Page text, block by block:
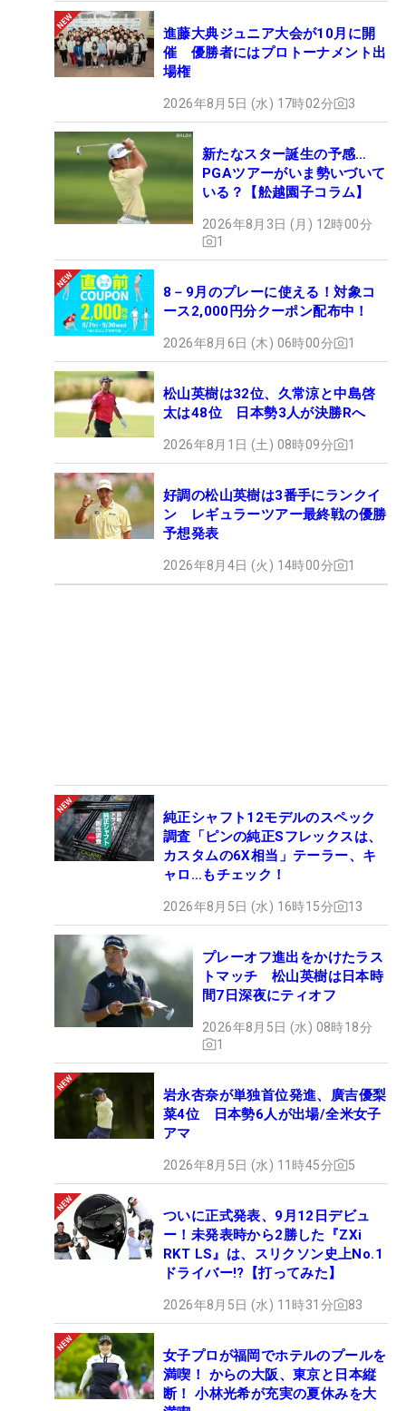
進藤大典ジュニア大会が10月に開
催 優勝者にはプロトーナメント出
場権
2026年8月5日 (水) 17時02分 3
新たなスター誕生の予感…
PGAツアーがいま勢いづいて
いる？【舩越園子コラム】
2026年8月3日 (月) 12時00分
1
8－9月のプレーに使える！対象コ
ース2,000円分クーポン配布中！
2026年8月6日 (木) 06時00分 1
松山英樹は32位、久常涼と中島啓
太は48位 日本勢3人が決勝Rへ
2026年8月1日 (土) 08時09分 1
好調の松山英樹は3番手にランクイ
ン レギュラーツアー最終戦の優勝
予想発表
2026年8月4日 (火) 14時00分 1
純正シャフト12モデルのスペック
調査「ピンの純正Sフレックスは、
カスタムの6X相当」テーラー、キ
ャロ…もチェック！
2026年8月5日 (水) 16時15分 13
プレーオフ進出をかけたラス
トマッチ 松山英樹は日本時
間7日深夜にティオフ
2026年8月5日 (水) 08時18分
1
岩永杏奈が単独首位発進、廣吉優梨
菜4位 日本勢6人が出場/全米女子
アマ
2026年8月5日 (水) 11時45分 5
ついに正式発表、9月12日デビュ
ー！未発表時から2勝した『ZXi
RKT LS』は、スリクソン史上No.1
ドライバー!?【打ってみた】
2026年8月5日 (水) 11時31分 83
女子プロが福岡でホテルのプールを
満喫！ からの大阪、東京と日本縦
断！ 小林光希が充実の夏休みを大